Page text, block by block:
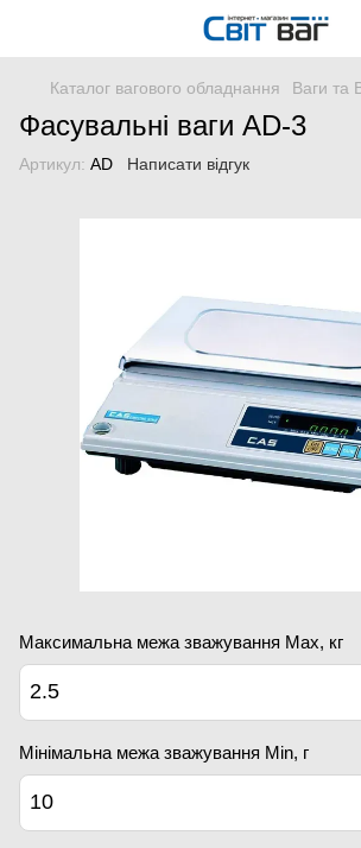
Каталог вагового обладнання Ваги та
Фасувальні ваги AD-3
Артикул: AD Написати відгук
Максимальна межа зважування Мах, кг
2.5
Мінімальна межа зважування Min, г
10